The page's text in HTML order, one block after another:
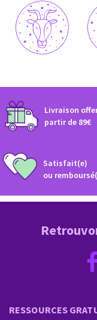
Livraison
partir de 89€
Satisfait(e)
ou
RESSOURCES